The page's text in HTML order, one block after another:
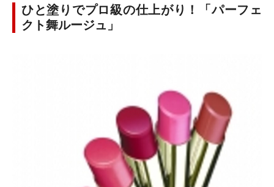
ひと塗りでプロ級の仕上がり！「パーフェ
クト舞ルージュ」